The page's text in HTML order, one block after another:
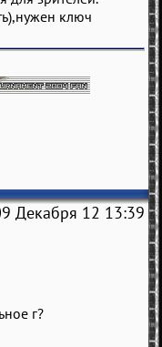
ключ
Декабря 12 13:39
г?